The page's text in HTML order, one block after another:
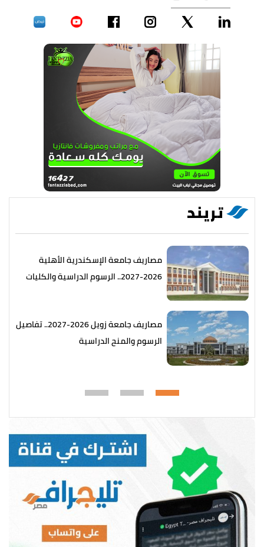
تريند
مصاريف جامعة الإسكندرية الأهلية
2026-2027.. الرسوم الدراسية والكليات
مصاريف جامعة زويل 2026-2027.. تفاصيل
الرسوم والمنح الدراسية